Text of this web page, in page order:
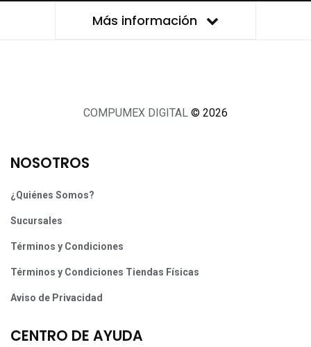
Más información
COMPUMEX DIGITAL © 2026
NOSOTROS
¿Quiénes Somos?
Sucursales
Términos y Condiciones
Términos y Condiciones Tiendas Físicas
Aviso de Privacidad
CENTRO DE AYUDA